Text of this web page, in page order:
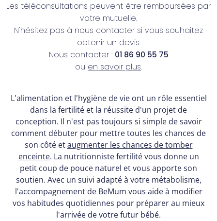
Les téléconsultations peuvent être remboursées par
votre mutuelle.
N'hésitez pas à nous contacter si vous souhaitez
obtenir un devis.
Nous contacter : 01 86 90 55 75
ou en savoir plus.
L'alimentation et l'hygiène de vie ont un rôle essentiel
dans la fertilité et la réussite d'un projet de
conception. Il n'est pas toujours si simple de savoir
comment débuter pour mettre toutes les chances de
son côté etaugmenter les chances de tomber
enceinte. La nutritionniste fertilité vous donne un
petit coup de pouce naturel et vous apporte son
soutien. Avec un suivi adapté à votre métabolisme,
l'accompagnement de BeMum vous aide à modifier
vos habitudes quotidiennes pour préparer au mieux
l'arrivée de votre futur bébé.